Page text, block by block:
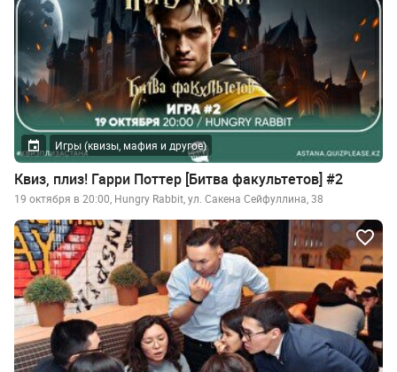
Игры (квизы, мафия и другое)
Квиз, плиз! Гарри Поттер [Битва факультетов] #2
19 октября в 20:00, Hungry Rabbit, ул. Сакена Сейфуллина, 38